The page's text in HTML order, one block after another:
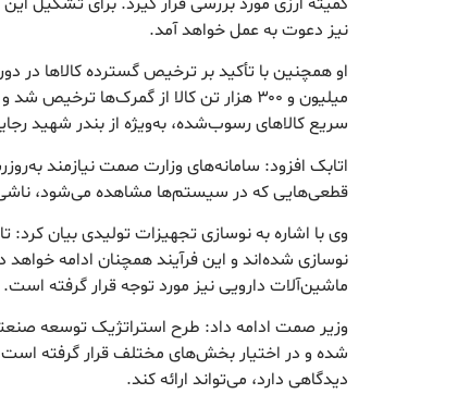
نیز دعوت به عمل خواهد آمد.
او همچنین با تأکید بر ترخیص گسترده کالاها
میلیون و ۳۰۰ هزار تن کالا از گمرک‌ها
سریع کالاهای رسوب‌شده، به‌ویژه از بندر شهید
اتابک افزود: سامانه‌های وزارت صمت نیازمند
قطعی‌هایی که در سیستم‌ها مشاهده می‌شود،
نوسازی شده‌اند و این فرآیند همچنان ادامه
ماشین‌آلات دارویی نیز مورد توجه قرار گرفته است.
وزیر صمت ادامه داد: طرح استراتژیک توسعه
شده و در اختیار بخش‌های مختلف قرار گرفته است.
دیدگاهی دارد، می‌تواند ارائه کند.